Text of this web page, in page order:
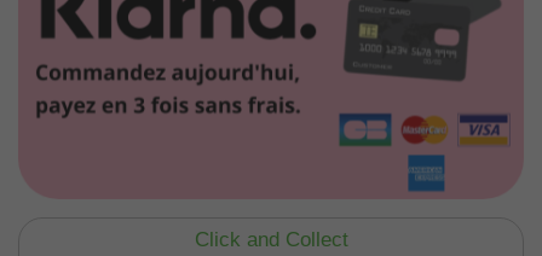
Click and Collect